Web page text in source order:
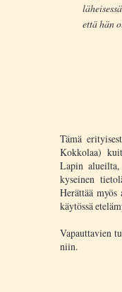
että hän
Tämä
Kokkolaa)
Lapin
kyseinen
Herättää
käytössä
Vapauttavien
niin.